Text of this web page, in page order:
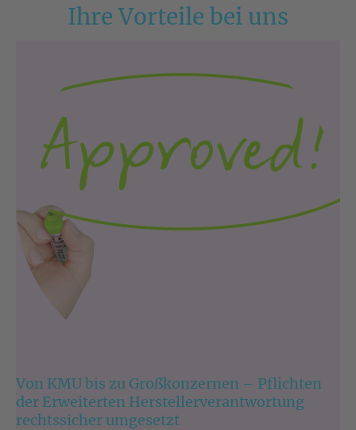
Ihre Vorteile bei uns
Von KMU bis zu Großkonzernen – Pflichten
der Erweiterten Herstellerverantwortung
rechtssicher umgesetzt